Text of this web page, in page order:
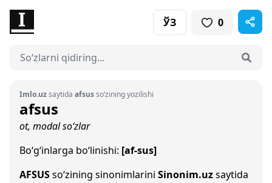
ЎЗ 0
Imlo.uzsaytida afsusso‘zining yozilishi
afsus
ot, modal so‘zlar
Bo‘g‘inlarga bo‘linishi: [af-sus]
AFSUSso‘zining sinonimlarini Sinonim.uzsaytida